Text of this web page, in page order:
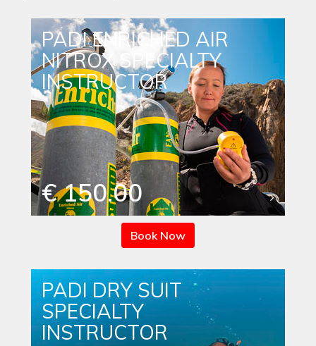
PADI ENRICHED AIR
NITROX SPECIALTY
INSTRUCTOR
€ 150.00
Book Now
PADI DRY SUIT
SPECIALTY
INSTRUCTOR